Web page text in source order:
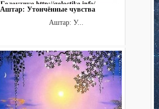
Аштар: Утончённые чувства
Аштар: У...